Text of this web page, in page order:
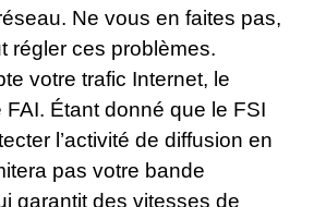
Ne vous en faites pas,
régler ces problèmes.
votre trafic Internet, le
Étant donné que le FSI
l’activité de diffusion en
pas votre bande
garantit des vitesses de